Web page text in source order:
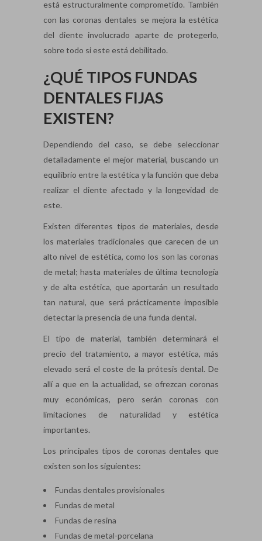
está estructuralmente comprometido. También
con las coronas dentales se mejora la estética
del diente involucrado aparte de protegerlo,
sobre todo si este está debilitado.
¿QUÉ TIPOS FUNDAS
DENTALES FIJAS
EXISTEN?
Dependiendo del caso, se debe seleccionar
detalladamente el mejor material, buscando un
equilibrio entre la estética y la función que deba
realizar el diente afectado y la longevidad de
este.
Existen diferentes tipos de materiales, desde
los materiales tradicionales que carecen de un
alto nivel de estética, como los son las coronas
de metal; hasta materiales de última tecnología
y de alta estética, que aportarán un resultado
tan natural, que será prácticamente imposible
detectar la presencia de una funda dental.
El tipo de material, también determinará el
precio del tratamiento, a mayor estética, más
elevado será el coste de la prótesis dental. De
allí a que en la actualidad, se ofrezcan coronas
muy económicas, pero serán coronas con
limitaciones de naturalidad y estética
importantes.
Los principales tipos de coronas dentales que
existen son los siguientes:
Fundas dentales provisionales
Fundas de metal
Fundas de resina
Fundas de metal-porcelana